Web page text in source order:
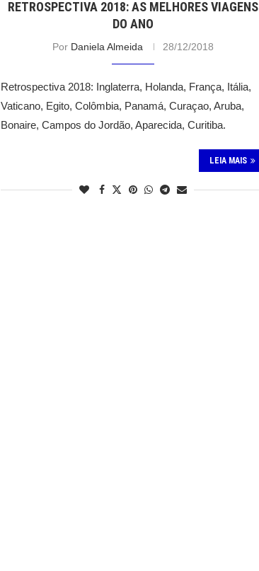
RETROSPECTIVA 2018: AS MELHORES VIAGENS
DO ANO
Por Daniela Almeida 28/12/2018
Retrospectiva 2018: Inglaterra, Holanda, França, Itália,
Vaticano, Egito, Colômbia, Panamá, Curaçao, Aruba,
Bonaire, Campos do Jordão, Aparecida, Curitiba.
LEIA MAIS